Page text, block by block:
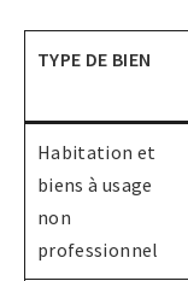
TYPE DE BIEN
Habitation et
biens à usage
non
professionnel